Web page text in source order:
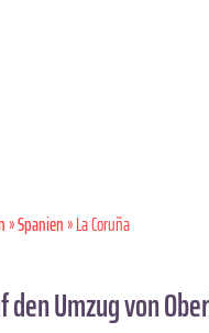
»Spanien» La Coruña
Umzug von